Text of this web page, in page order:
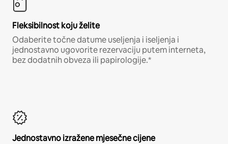
Fleksibilnost koju želite
Odaberite točne datume useljenja i iseljenja i
jednostavno ugovorite rezervaciju putem interneta,
bez dodatnih obveza ili papirologije.*
Jednostavno izražene mjesečne cijene